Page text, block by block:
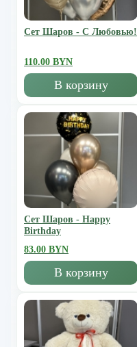
Сет Шаров - С Любовью!
110.00 BYN
В корзину
Сет Шаров - Happy
Birthday
83.00 BYN
В корзину